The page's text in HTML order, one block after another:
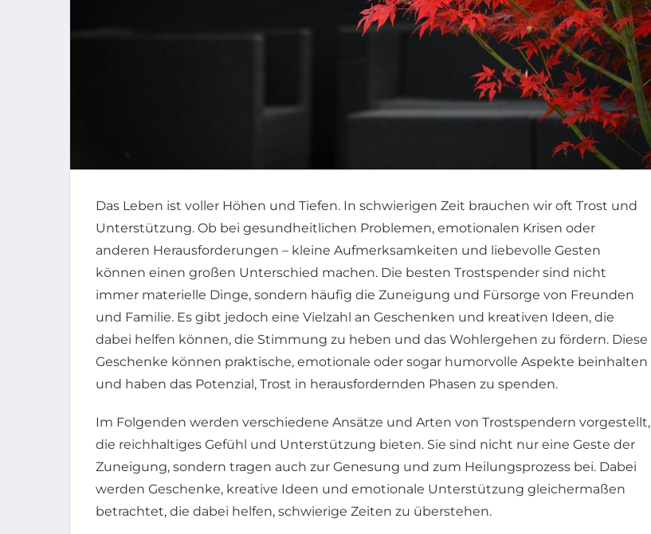
Das Leben ist voller Höhen und Tiefen. In schwierigen Zeit brauchen wir oft Trost und
Unterstützung. Ob bei gesundheitlichen Problemen, emotionalen Krisen oder
anderen Herausforderungen – kleine Aufmerksamkeiten und liebevolle Gesten
können einen großen Unterschied machen. Die besten Trostspender sind nicht
immer materielle Dinge, sondern häufig die Zuneigung und Fürsorge von Freunden
und Familie. Es gibt jedoch eine Vielzahl an Geschenken und kreativen Ideen, die
dabei helfen können, die Stimmung zu heben und das Wohlergehen zu fördern. Diese
Geschenke können praktische, emotionale oder sogar humorvolle Aspekte beinhalten
und haben das Potenzial, Trost in herausfordernden Phasen zu spenden.
Im Folgenden werden verschiedene Ansätze und Arten von Trostspendern vorgestellt,
die reichhaltiges Gefühl und Unterstützung bieten. Sie sind nicht nur eine Geste der
Zuneigung, sondern tragen auch zur Genesung und zum Heilungsprozess bei. Dabei
werden Geschenke, kreative Ideen und emotionale Unterstützung gleichermaßen
betrachtet, die dabei helfen, schwierige Zeiten zu überstehen.